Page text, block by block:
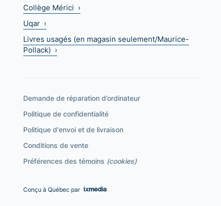
Collège Mérici ›
Uqar ›
Livres usagés (en magasin seulement/Maurice-
Pollack) ›
Demande de réparation d’ordinateur
Politique de confidentialité
Politique d'envoi et de livraison
Conditions de vente
Préférences des témoins (cookies)
Conçu à Québec par